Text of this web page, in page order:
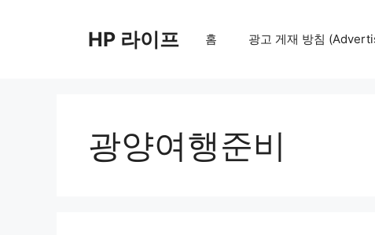
HP 라이프 홈 광고 게재 방침
광양여행준비